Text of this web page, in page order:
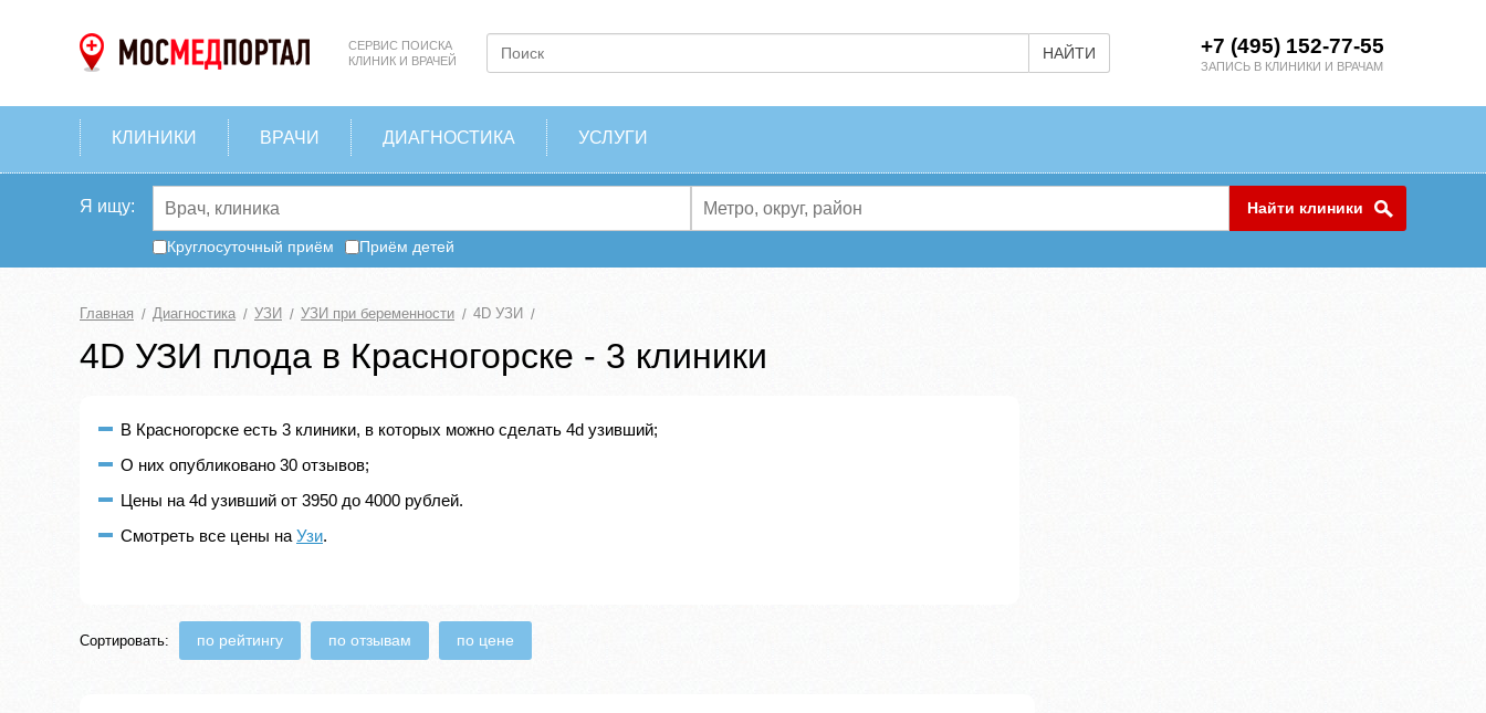
СЕРВИС ПОИСКА
КЛИНИК И ВРАЧЕЙ
НАЙТИ +7 (495) 152-77-55
ЗАПИСЬ В КЛИНИКИ И ВРАЧАМ
КЛИНИКИ ВРАЧИ ДИАГНОСТИКА УСЛУГИ
Я ищу: Найти клиники
Круглосуточный приём Приём детей
Главная Диагностика УЗИ УЗИ при беременности 4D УЗИ
4D УЗИ плода в Красногорске - 3 клиники
В Красногорске есть 3 клиники, в которых можно сделать 4d узивший;
О них опубликовано 30 отзывов;
Цены на 4d узивший от 3950 до 4000 рублей.
Смотреть все цены на Узи.
Сортировать: по рейтингу по отзывам по цене